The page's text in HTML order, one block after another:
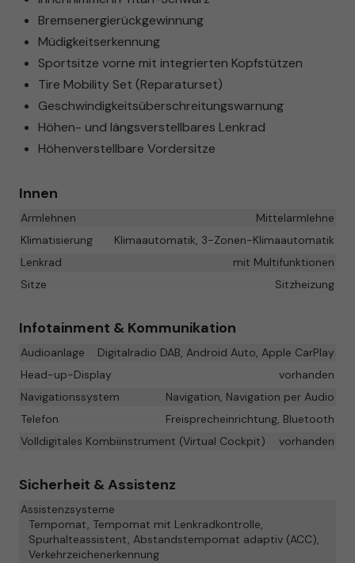
Bremsenergierückgewinnung
Müdigkeitserkennung
Sportsitze vorne mit integrierten Kopfstützen
Tire Mobility Set (Reparaturset)
Geschwindigkeitsüberschreitungswarnung
Höhen- und längsverstellbares Lenkrad
Höhenverstellbare Vordersitze
Innen
Armlehnen
Mittelarmlehne
Klimatisierung
Klimaautomatik, 3-Zonen-Klimaautomatik
Lenkrad
mit Multifunktionen
Sitze
Sitzheizung
Infotainment & Kommunikation
Audioanlage
Digitalradio DAB, Android Auto, Apple CarPlay
Head-up-Display
vorhanden
Navigationssystem
Navigation, Navigation per Audio
Telefon
Freisprecheinrichtung, Bluetooth
Volldigitales Kombiinstrument (Virtual Cockpit)
vorhanden
Sicherheit & Assistenz
Assistenzsysteme
Tempomat, Tempomat mit Lenkradkontrolle,
Spurhalteassistent, Abstandstempomat adaptiv (ACC),
Verkehrzeichenerkennung